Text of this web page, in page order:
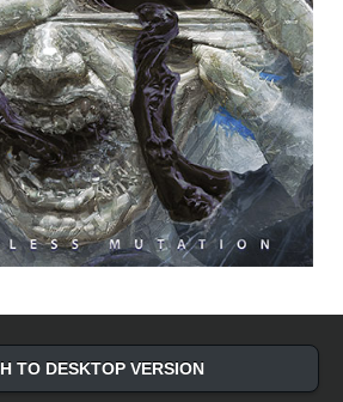
TO DESKTOP VERSION